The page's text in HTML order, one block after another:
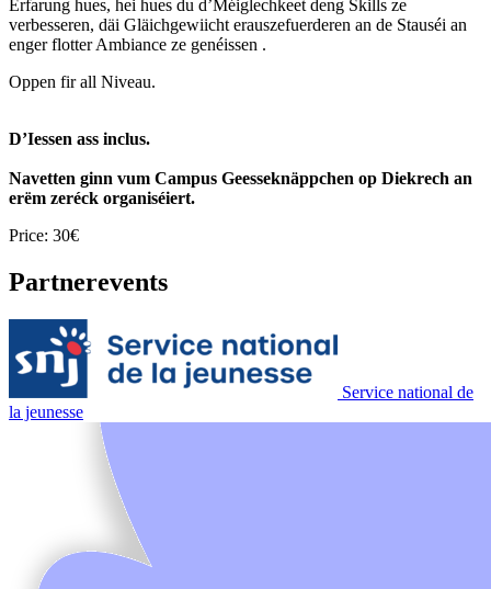
Erfarung hues, hei hues du d’Méiglechkeet deng Skills ze
verbesseren, däi Gläichgewiicht erauszefuerderen an de Stauséi an
enger flotter Ambiance ze genéissen .
Oppen fir all Niveau.
D’Iessen ass inclus.
Navetten ginn vum Campus Geesseknäppchen op Diekrech an
erëm zeréck organiséiert.
Price: 30€
Partnerevents
Service national de
la jeunesse